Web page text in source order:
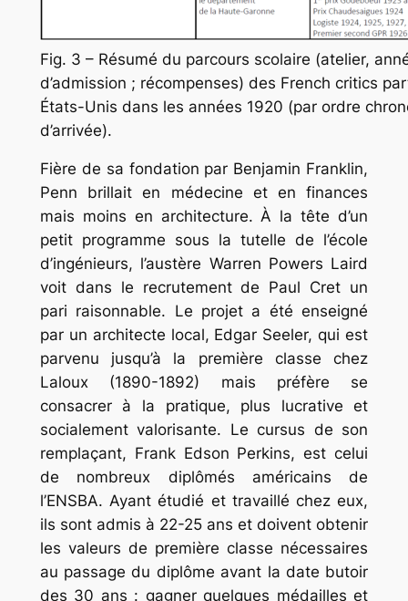
Fig. 3 – Résumé du parcours scolaire (atelier,
d’admission ; récompenses) des French critics
États-Unis dans les années 1920 (par ordre
d’arrivée).
Fière de sa fondation par Benjamin Franklin,
Penn brillait en médecine et en finances
mais moins en architecture. À la tête d’un
petit programme sous la tutelle de l’école
d’ingénieurs, l’austère Warren Powers Laird
voit dans le recrutement de Paul Cret un
pari raisonnable. Le projet a été enseigné
par un architecte local, Edgar Seeler, qui est
parvenu jusqu’à la première classe chez
Laloux (1890-1892) mais préfère se
consacrer à la pratique, plus lucrative et
socialement valorisante. Le cursus de son
remplaçant, Frank Edson Perkins, est celui
de nombreux diplômés américains de
l’ENSBA. Ayant étudié et travaillé chez eux,
ils sont admis à 22-25 ans et doivent obtenir
les valeurs de première classe nécessaires
au passage du diplôme avant la date butoir
des 30 ans : gagner quelques médailles et